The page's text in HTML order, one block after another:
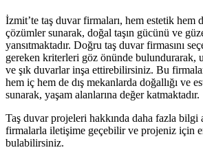
İzmit’te taş duvar firmaları, hem estetik hem
çözümler sunarak, doğal taşın gücünü ve
yansıtmaktadır. Doğru taş duvar firmasını
gereken kriterleri göz önünde bulundurarak,
ve şık duvarlar inşa ettirebilirsiniz. Bu
hem iç hem de dış mekanlarda doğallığı ve
sunarak, yaşam alanlarına değer katmaktadır.
Taş duvar projeleri hakkında daha fazla bilgi
firmalarla iletişime geçebilir ve projeniz için
bulabilirsiniz.